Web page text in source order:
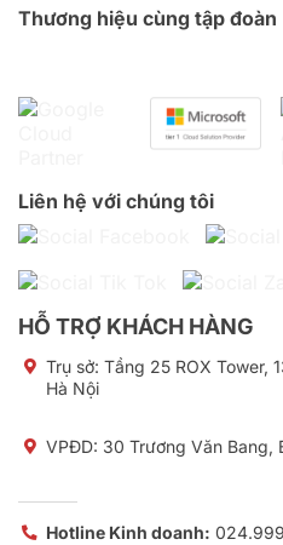
Thương hiệu cùng tập đoàn
Liên hệ với chúng tôi
HỖ TRỢ KHÁCH HÀNG
Trụ sở: Tầng 25 ROX Tower,
Hà Nội
VPĐD: 30 Trương Văn Bang,
Hotline Kinh doanh: